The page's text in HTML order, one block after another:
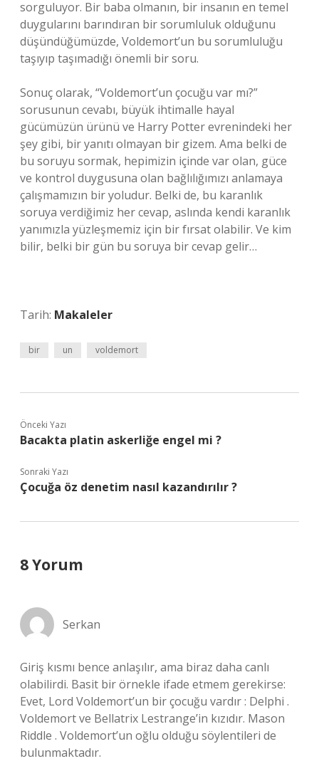
sorguluyor. Bir baba olmanın, bir insanın en temel
duygularını barındıran bir sorumluluk olduğunu
düşündüğümüzde, Voldemort’un bu sorumluluğu
taşıyıp taşımadığı önemli bir soru.
Sonuç olarak, “Voldemort’un çocuğu var mı?”
sorusunun cevabı, büyük ihtimalle hayal
gücümüzün ürünü ve Harry Potter evrenindeki her
şey gibi, bir yanıtı olmayan bir gizem. Ama belki de
bu soruyu sormak, hepimizin içinde var olan, güce
ve kontrol duygusuna olan bağlılığımızı anlamaya
çalışmamızın bir yoludur. Belki de, bu karanlık
soruya verdiğimiz her cevap, aslında kendi karanlık
yanımızla yüzleşmemiz için bir fırsat olabilir. Ve kim
bilir, belki bir gün bu soruya bir cevap gelir…
Tarih: Makaleler
bir un voldemort
Önceki Yazı
Bacakta platin askerliğe engel mi ?
Sonraki Yazı
Çocuğa öz denetim nasıl kazandırılır ?
8 Yorum
Serkan
Giriş kısmı bence anlaşılır, ama biraz daha canlı
olabilirdi. Basit bir örnekle ifade etmem gerekirse:
Evet, Lord Voldemort’un bir çocuğu vardır : Delphi .
Voldemort ve Bellatrix Lestrange’in kızıdır. Mason
Riddle . Voldemort’un oğlu olduğu söylentileri de
bulunmaktadır.